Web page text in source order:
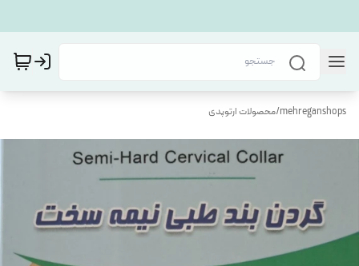
mehreganshops
/محصولات ارتوپدی